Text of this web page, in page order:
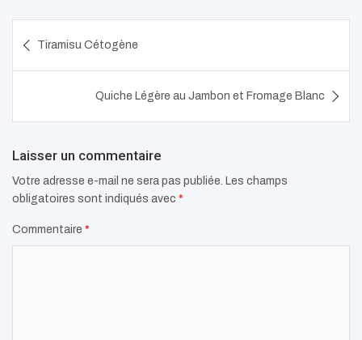
de
Tiramisu Cétogène
Quiche Légère au Jambon et Fromage Blanc
Laisser un commentaire
Votre adresse e-mail ne sera pas publiée. Les champs
obligatoires sont indiqués avec *
Commentaire *